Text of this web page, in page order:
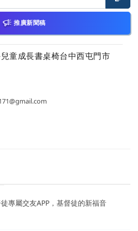
推廣新聞稿
童成長書桌椅台中西屯門市
專屬交友APP，基督徒的新福音